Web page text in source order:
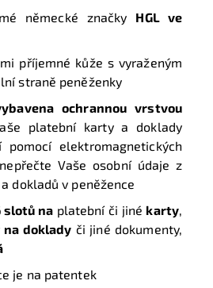
německé značky HGL ve
příjemné kůže s vyraženým
straně peněženky
ochrannou vrstvou
platební karty a doklady
pomocí elektromagnetických
Vaše osobní údaje z
dokladů v peněžence
slotů na platební či jiné karty,
na doklady či jiné dokumenty,
je na patentek